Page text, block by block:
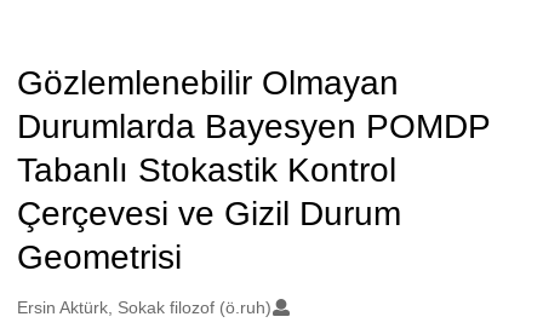
Gözlemlenebilir Olmayan
Durumlarda Bayesyen POMDP
Tabanlı Stokastik Kontrol
Çerçevesi ve Gizil Durum
Geometrisi
Oluşturanlar
Ersin Aktürk, Sokak filozof (ö.ruh)